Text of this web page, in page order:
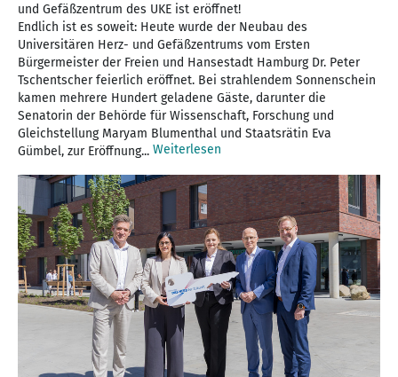
und Gefäßzentrum des UKE ist eröffnet!
Endlich ist es soweit: Heute wurde der Neubau des
Universitären Herz- und Gefäßzentrums vom Ersten
Bürgermeister der Freien und Hansestadt Hamburg Dr. Peter
Tschentscher feierlich eröffnet. Bei strahlendem Sonnenschein
kamen mehrere Hundert geladene Gäste, darunter die
Senatorin der Behörde für Wissenschaft, Forschung und
Gleichstellung Maryam Blumenthal und Staatsrätin Eva
Gümbel, zur Eröffnung... Weiterlesen